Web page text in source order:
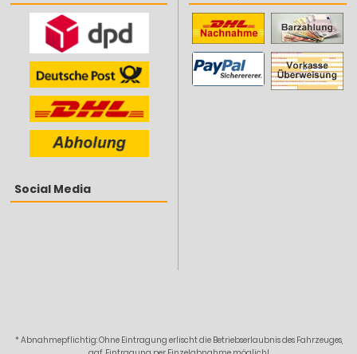
Social Media
* Abnahmepflichtig: Ohne Eintragung erlischt die Betriebserlaubnis des Fahrzeuges,